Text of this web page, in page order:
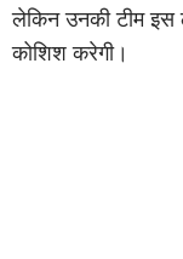
लेकिन उनकी टीम इस
कोशिश करेगी।